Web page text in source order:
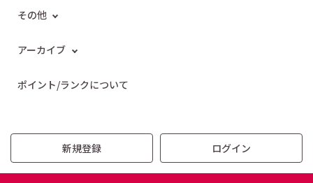
その他
アーカイブ
ポイント/ランクについて
新規登録 ログイン